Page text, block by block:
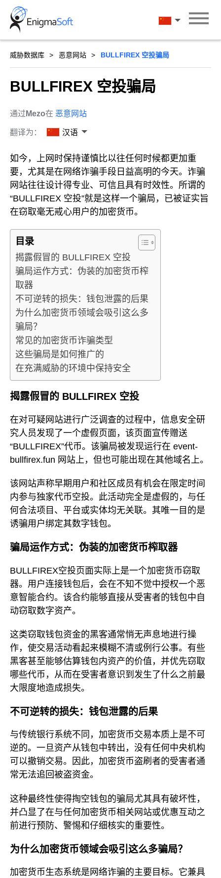
Skip
content
汉语
威胁数据库 恶意网站 BULLFIREX 空投骗局
BULLFIREX 空投骗局
通过 Mezo在 恶意网站
翻译为： 汉语
如今，上网时保持谨慎比以往任何时候都更加重
要，尤其是在网络诈骗手段日益高明的今天。诈骗
网站往往设计得专业、可信且具有时效性。所谓的
“BULLFIREX 空投”就是这样一个骗局，已被证实旨
在窃取毫无戒心用户的加密货币。
目录
揭露假冒的 BULLFIREX 空投
骗局运作方式：伪装的加密货币榨
取器
不可逆转的损失：钱包泄露的后果
为什么加密货币领域会吸引这么多
骗局？
常见的加密货币诈骗类型
这些骗局是如何推广的
在充满威胁的环境中保持安全
揭露假冒的 BULLFIREX 空投
在对可疑网站进行广泛调查的过程中，信息安全研
究人员发现了一个虚假页面，该页面宣传赠送
“BULLFIREX”代币。该骗局被发现运行在 event-
bullfirex.fun 网站上，但也可能出现在其他域名上。
该网站声称早期用户和社区成员有机会在限定时间
内参与独家代币空投。此活动完全是虚假的，与任
何合法项目、平台或实体均无关联。其唯一目的是
诱骗用户绑定其数字钱包。
骗局运作方式：伪装的加密货币榨取器
BULLFIREX空投页面实际上是一个加密货币窃取
器。用户连接钱包后，会在不知不觉中授权一个恶
意智能合约。该合约能够直接从受害者的钱包中自
动窃取数字资产。
这类窃取钱包资金的黑客通常悄无声息地进行操
作，使交易活动看起来模糊不清或例行公事。有些
黑客甚至能够估算钱包内资产的价值，并优先窃取
哪些代币，从而在受害者意识到发生了什么之前最
大限度地造成损失。
不可逆转的损失：钱包泄露的后果
与传统银行系统不同，加密货币交易本质上是不可
逆的。一旦资产从钱包中转出，没有任何中央机构
可以撤销交易。因此，加密货币盗刷者的受害者通
常无法追回被盗资金。
这种最终性使得掏空钱包的骗局尤其具有破坏性，
并凸显了在与任何加密货币相关网站或优惠互动之
前进行预防、警惕和仔细核实的重要性。
为什么加密货币领域会吸引这么多骗局？
加密货币生态系统是网络诈骗的主要目标。它兼具